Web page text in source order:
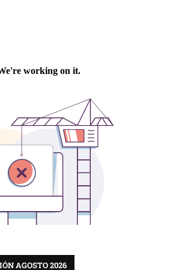
AGOSTO 2026